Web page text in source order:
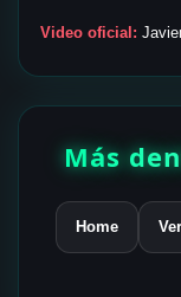
Video oficial:
Más
Home